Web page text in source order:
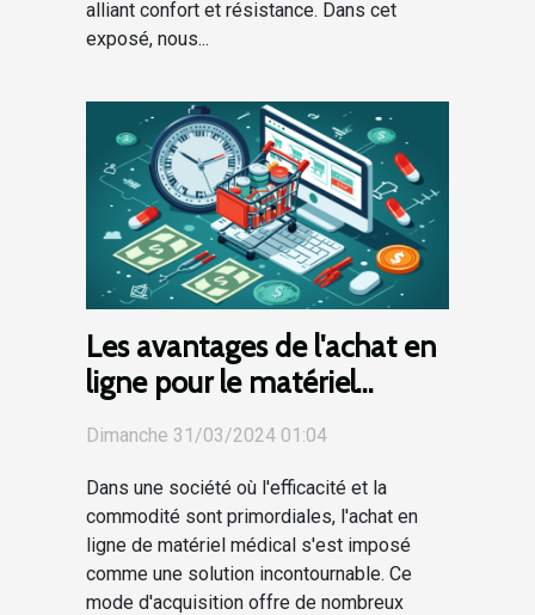
alliant confort et résistance. Dans cet
exposé, nous...
Les avantages de l'achat en
ligne pour le matériel
d'argent
Dimanche 31/03/2024 01:04
Dans une société où l'efficacité et la
commodité sont primordiales, l'achat en
ligne de matériel médical s'est imposé
comme une solution incontournable. Ce
mode d'acquisition offre de nombreux